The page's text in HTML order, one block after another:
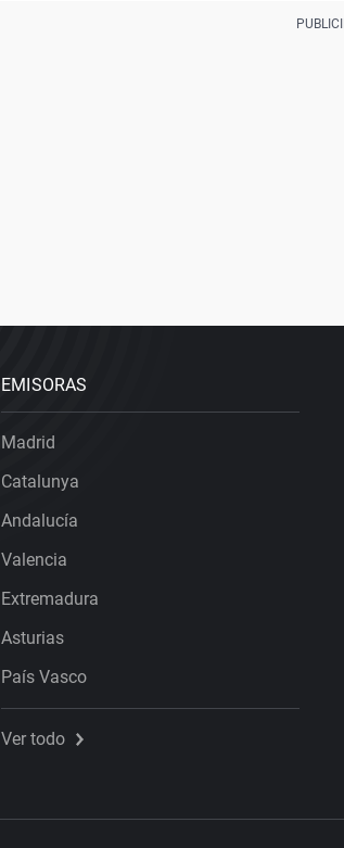
EMISORAS
Madrid
Catalunya
Andalucía
Valencia
Extremadura
Asturias
País Vasco
Ver todo